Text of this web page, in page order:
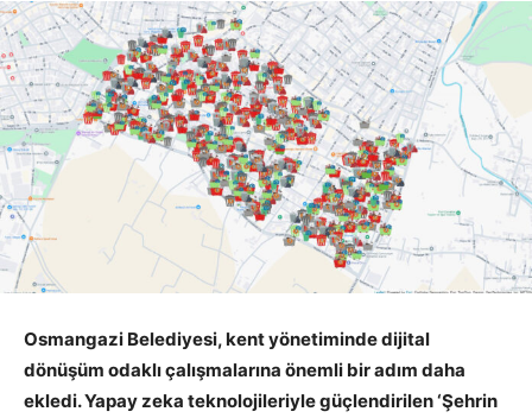
Osmangazi Belediyesi, kent yönetiminde dijital
dönüşüm odaklı çalışmalarına önemli bir adım daha
ekledi. Yapay zeka teknolojileriyle güçlendirilen ‘Şehrin